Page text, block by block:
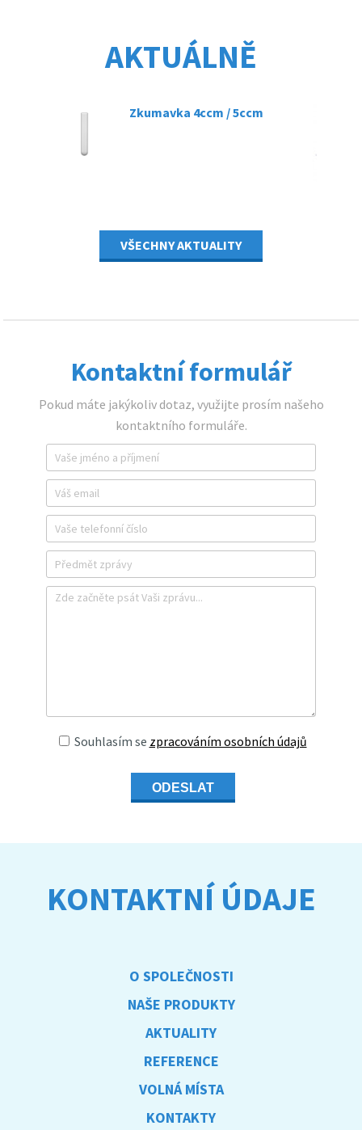
AKTUÁLNĚ
Zkumavka 4ccm / 5ccm
VŠECHNY AKTUALITY
Kontaktní formulář
Pokud máte jakýkoliv dotaz, využijte prosím našeho
kontaktního formuláře.
Souhlasím se zpracováním osobních údajů
ODESLAT
KONTAKTNÍ ÚDAJE
O SPOLEČNOSTI
NAŠE PRODUKTY
AKTUALITY
REFERENCE
VOLNÁ MÍSTA
KONTAKTY